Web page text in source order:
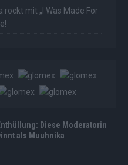
mit „I Was Made For
Diese Moderatorin
als Muuhnika